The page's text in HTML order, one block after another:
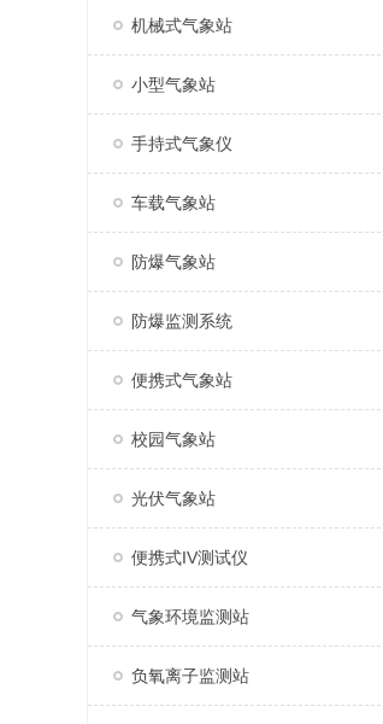
机械式气象站
小型气象站
手持式气象仪
车载气象站
防爆气象站
防爆监测系统
便携式气象站
校园气象站
光伏气象站
便携式IV测试仪
气象环境监测站
负氧离子监测站